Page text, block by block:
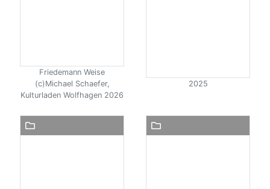
Friedemann Weise
(c)Michael Schaefer,
Kulturladen Wolfhagen 2026
2025